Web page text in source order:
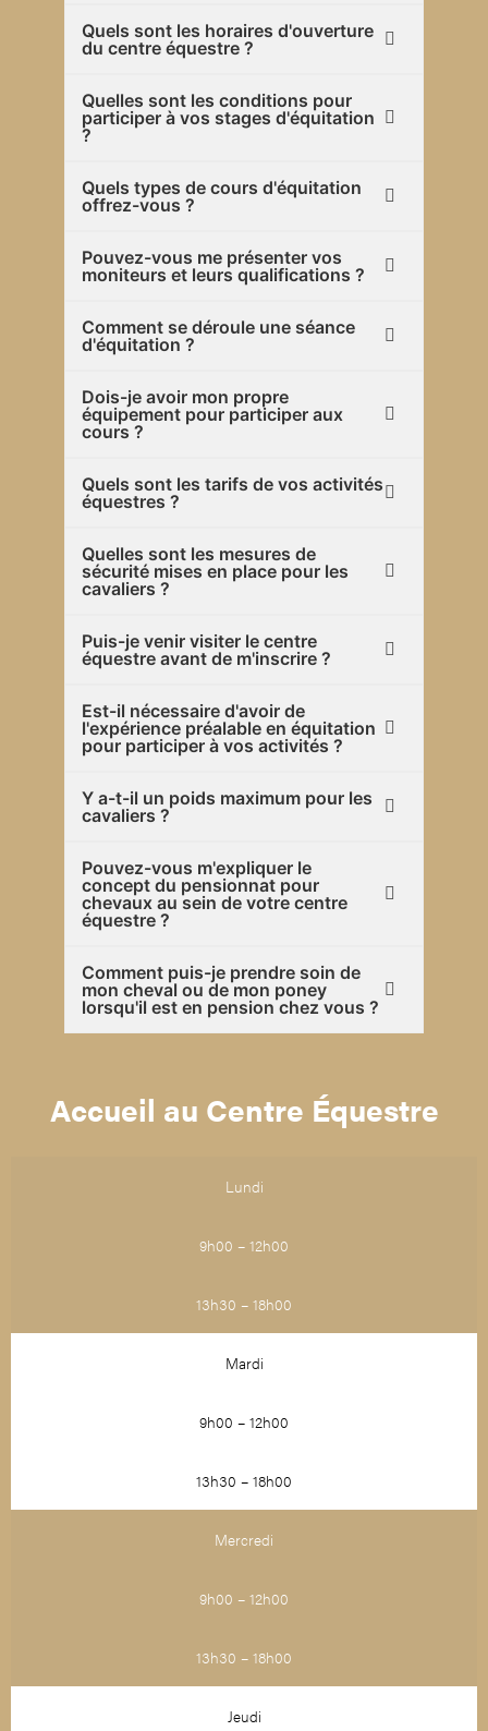
Quels sont les horaires d'ouverture
du centre équestre ?
Quelles sont les conditions pour
participer à vos stages d'équitation
?
Quels types de cours d'équitation
offrez-vous ?
Pouvez-vous me présenter vos
moniteurs et leurs qualifications ?
Comment se déroule une séance
d'équitation ?
Dois-je avoir mon propre
équipement pour participer aux
cours ?
Quels sont les tarifs de vos activités
équestres ?
Quelles sont les mesures de
sécurité mises en place pour les
cavaliers ?
Puis-je venir visiter le centre
équestre avant de m'inscrire ?
Est-il nécessaire d'avoir de
l'expérience préalable en équitation
pour participer à vos activités ?
Y a-t-il un poids maximum pour les
cavaliers ?
Pouvez-vous m'expliquer le
concept du pensionnat pour
chevaux au sein de votre centre
équestre ?
Comment puis-je prendre soin de
mon cheval ou de mon poney
lorsqu'il est en pension chez vous ?
Accueil au Centre Équestre
Lundi
9h00 – 12h00
13h30 – 18h00
Mardi
9h00 – 12h00
13h30 – 18h00
Mercredi
9h00 – 12h00
13h30 – 18h00
Jeudi